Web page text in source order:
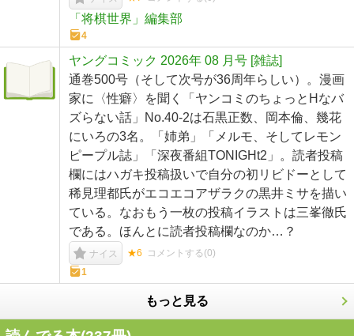
「将棋世界」編集部
4
ヤングコミック 2026年 08 月号 [雑誌]
通巻500号（そして次号が36周年らしい）。漫画
家に〈性癖〉を聞く「ヤンコミのちょっとHなバ
ズらない話」No.40-2は石黒正数、岡本倫、幾花
にいろの3名。「姉弟」「メルモ、そしてレモン
ピープル誌」「深夜番組TONIGHt2」。読者投稿
欄にはハガキ投稿扱いで自分の初リビドーとして
稀見理都氏がエコエコアザラクの黒井ミサを描い
ている。なおもう一枚の投稿イラストは三峯徹氏
である。ほんとに読者投稿欄なのか…？
ナイス ★6 コメントする(0)
1
もっと見る